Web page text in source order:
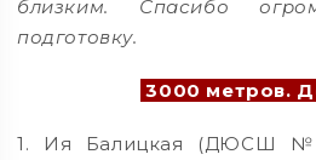
близким. Спасибо
подготовку.
3000 метров.
1. Ия Балицкая (ДЮСШ